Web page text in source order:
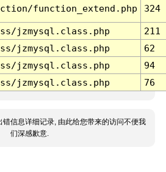
function_extend.php 324
jzmysql.class.php
211
jzmysql.class.php
62
jzmysql.class.php
94
jzmysql.class.php 76
错信息详细记录, 由此给您带来的访问不便我
们深感歉意.